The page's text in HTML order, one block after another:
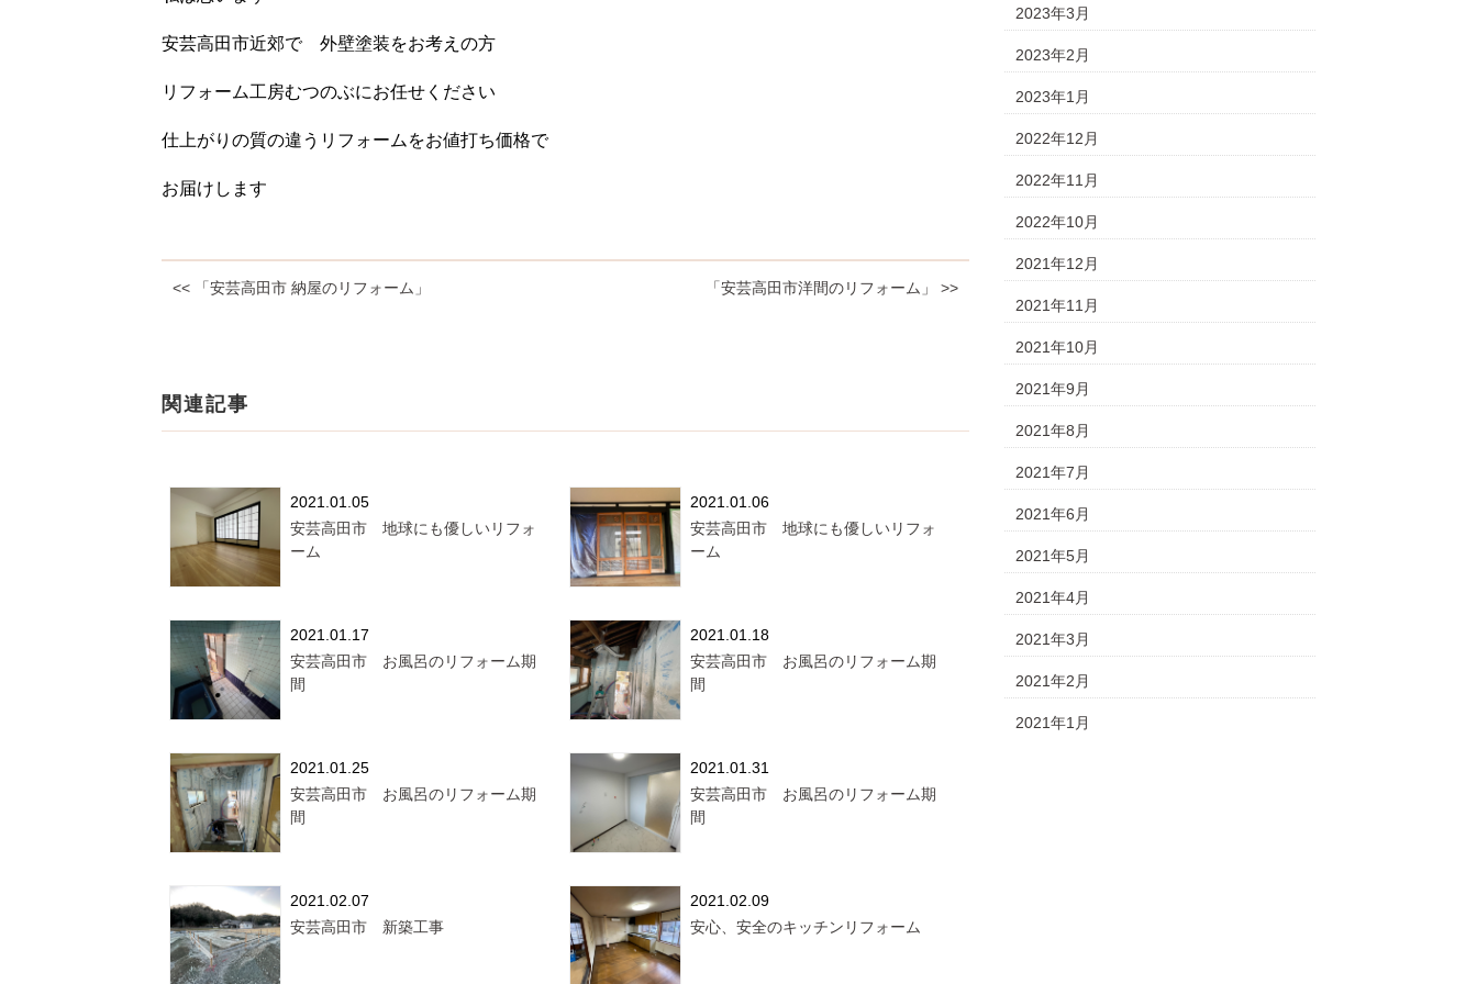
安芸高田市近郊で 外壁塗装をお考えの方
リフォーム工房むつのぶにお任せください
仕上がりの質の違うリフォームをお値打ち価格で
お届けします
<< 「安芸高田市 納屋のリフォーム」 「安芸高田市洋間のリフォーム」 >>
関連記事
2021.01.05
安芸高田市 地球にも優しいリフォ
ーム
2021.01.06
安芸高田市 地球にも優しいリフォ
ーム
2021.01.17
安芸高田市 お風呂のリフォーム期
間
2021.01.18
安芸高田市 お風呂のリフォーム期
間
2021.01.25
安芸高田市 お風呂のリフォーム期
間
2021.01.31
安芸高田市 お風呂のリフォーム期
間
2021.02.07
安芸高田市 新築工事
2021.02.09
安心、安全のキッチンリフォーム
2023年3月
2023年2月
2023年1月
2022年12月
2022年11月
2022年10月
2021年12月
2021年11月
2021年10月
2021年9月
2021年8月
2021年7月
2021年6月
2021年5月
2021年4月
2021年3月
2021年2月
2021年1月